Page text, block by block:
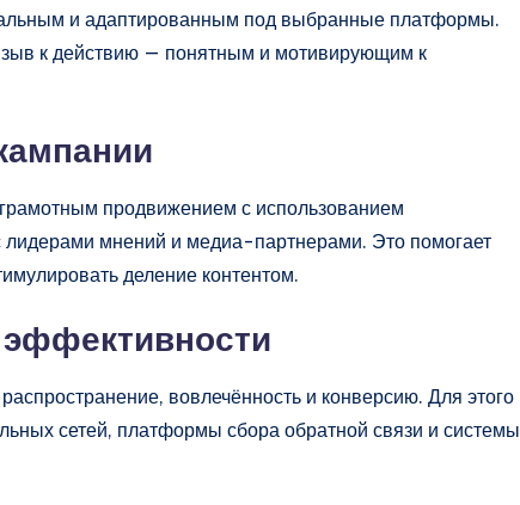
и адаптированным под выбранные платформы.
к действию — понятным и мотивирующим к
продвижением с использованием
лидерами мнений и медиа-партнерами. Это помогает
деление контентом.
вовлечённость и конверсию. Для этого
сетей, платформы сбора обратной связи и системы